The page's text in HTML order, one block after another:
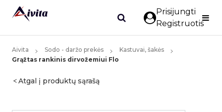
Prisijungti
Registruotis
Aivita Sodo - daržo prekės
Kastuvai, šakės
Grąžtas rankinis dirvožemiui Flo
Atgal į produktų sąrašą